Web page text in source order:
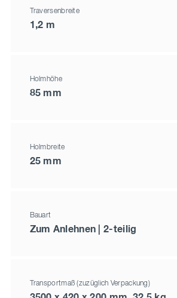
Traversenbreite
1,2 m
Holmhöhe
85 mm
Holmbreite
25 mm
Bauart
Zum Anlehnen | 2-teilig
Transportmaß (zuzüglich Verpackung)